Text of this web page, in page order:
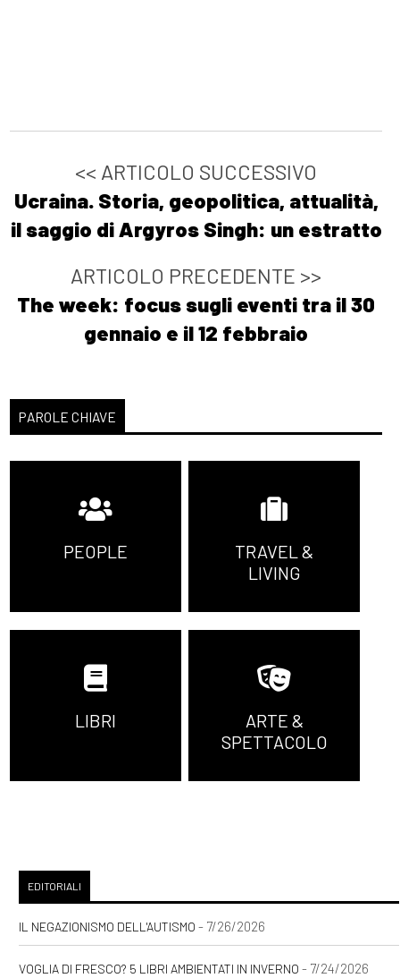
<< ARTICOLO SUCCESSIVO
Ucraina. Storia, geopolitica, attualità,
il saggio di Argyros Singh: un estratto
ARTICOLO PRECEDENTE >>
The week: focus sugli eventi tra il 30
gennaio e il 12 febbraio
PAROLE CHIAVE
PEOPLE
TRAVEL &
LIVING
LIBRI
ARTE &
SPETTACOLO
EDITORIALI
IL NEGAZIONISMO DELL'AUTISMO - 7/26/2026
VOGLIA DI FRESCO? 5 LIBRI AMBIENTATI IN INVERNO - 7/24/2026